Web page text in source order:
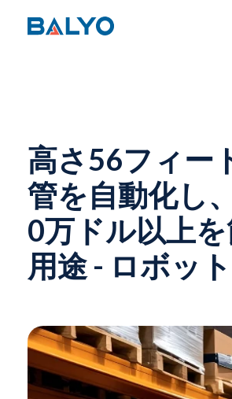
高さ56フィー
管を自動化し
0万ドル以上
用途 - ロボット